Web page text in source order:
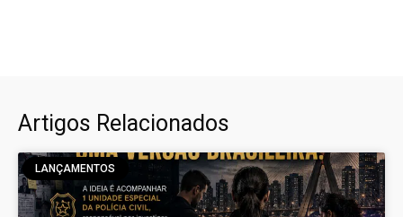
Artigos Relacionados
LANÇAMENTOS